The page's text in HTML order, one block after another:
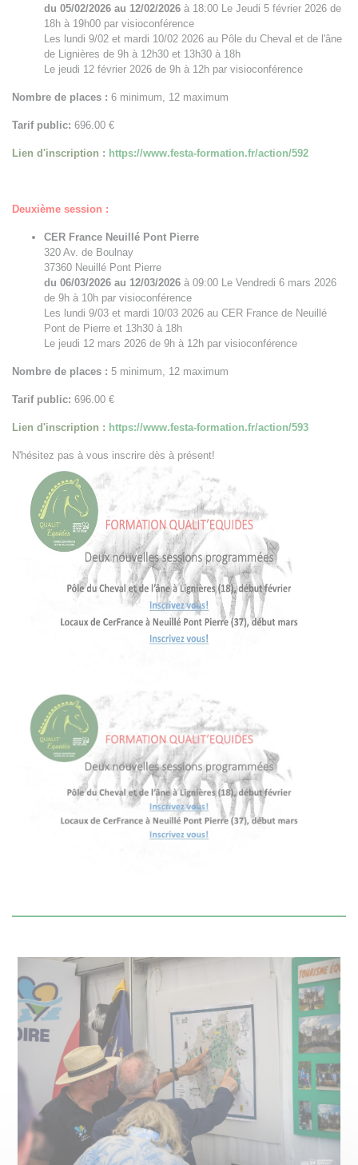
du 05/02/2026 au 12/02/2026 à 18:00 Le Jeudi 5 février 2026 de
18h à 19h00 par visioconférence
Les lundi 9/02 et mardi 10/02 2026 au Pôle du Cheval et de l'âne
de Lignières de 9h à 12h30 et 13h30 à 18h
Le jeudi 12 février 2026 de 9h à 12h par visioconférence
Nombre de places : 6 minimum, 12 maximum
Tarif public: 696.00 €
Lien d'inscription : https://www.festa-formation.fr/action/592
Deuxième session :
CER France Neuillé Pont Pierre
320 Av. de Boulnay
37360 Neuillé Pont Pierre
du 06/03/2026 au 12/03/2026 à 09:00 Le Vendredi 6 mars 2026
de 9h à 10h par visioconférence
Les lundi 9/03 et mardi 10/03 2026 au CER France de Neuillé
Pont de Pierre et 13h30 à 18h
Le jeudi 12 mars 2026 de 9h à 12h par visioconférence
Nombre de places : 5 minimum, 12 maximum
Tarif public: 696.00 €
Lien d'inscription : https://www.festa-formation.fr/action/593
N'hésitez pas à vous inscrire dès à présent!